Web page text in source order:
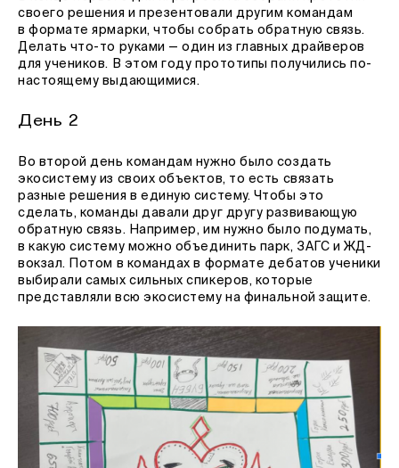
своего решения и презентовали другим командам
в формате ярмарки, чтобы собрать обратную связь.
Делать что-то руками — один из главных драйверов
для учеников. В этом году прототипы получились по-
настоящему выдающимися.
День 2
Во второй день командам нужно было создать
экосистему из своих объектов, то есть связать
разные решения в единую систему. Чтобы это
сделать, команды давали друг другу развивающую
обратную связь. Например, им нужно было подумать,
в какую систему можно объединить парк, ЗАГС и ЖД-
вокзал. Потом в командах в формате дебатов ученики
выбирали самых сильных спикеров, которые
представляли всю экосистему на финальной защите.